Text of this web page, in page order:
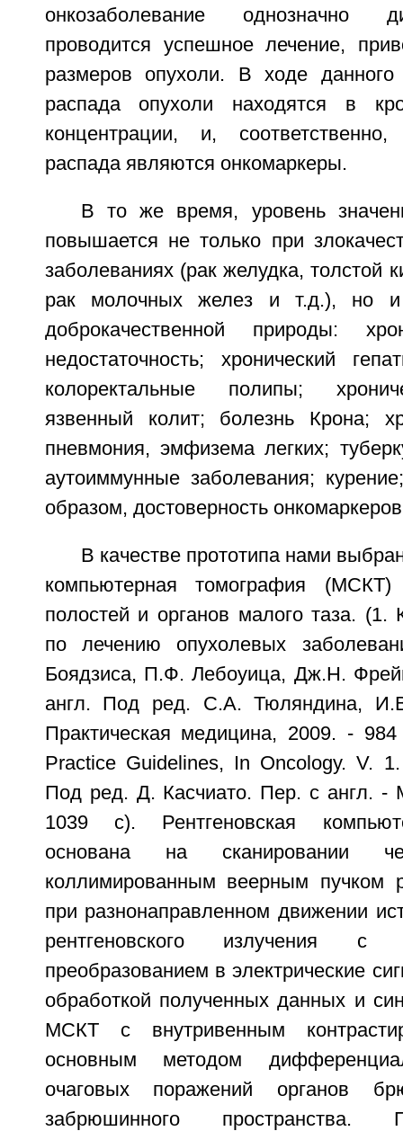
онкозаболевание однозначно
проводится успешное лечение,
размеров опухоли. В ходе данного
распада опухоли находятся в
концентрации, и,
распада являются онкомаркеры.
В то же время, уровень
повышается не только при
заболеваниях (рак желудка, толстой
рак молочных желез и т.д.), но и
доброкачественной природы:
недостаточность; хронический
колоректальные полипы;
язвенный колит; болезнь Крона;
пневмония, эмфизема легких;
аутоиммунные заболевания;
образом, достоверность
В качестве прототипа нами
компьютерная томография
полостей и органов малого таза. (1.
по лечению опухолевых
Боядзиса, П.Ф. Лебоуица, Дж.Н.
англ. Под ред. С.А. Тюляндина,
Практическая медицина, 2009. -
Practice Guidelines, In Oncology. V.
Под ред. Д. Касчиато. Пер. с англ. -
1039 с). Рентгеновская
основана на сканировании
коллимированным веерным пучком
при разнонаправленном движении
рентгеновского излучения
преобразованием в электрические
обработкой полученных данных и
МСКТ с внутривенным
основным методом
очаговых поражений органов
забрюшинного пространства.